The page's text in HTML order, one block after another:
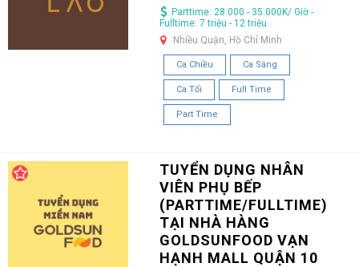
Parttime: 28.000 - 35.000K/ Giờ -
Fulltime: 7 triệu - 12 triệu
Nhiều Quận, Hồ Chí Minh
Ca Chiều Ca Sáng
Ca Tối Full Time
Part Time
TUYỂN DỤNG NHÂN
VIÊN PHỤ BẾP
(PARTTIME/FULLTIME)
TẠI NHÀ HÀNG
GOLDSUNFOOD VẠN
HẠNH MALL QUẬN 10